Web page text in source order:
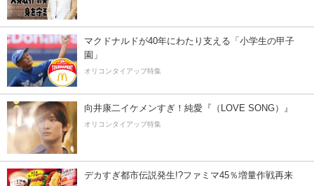
マクドナルドが40年にわたり支える「小学生の甲子
園」
オリコンタイアップ特集
向井康二イケメンすぎ！純愛『（LOVE SONG）』
オリコンタイアップ特集
デカすぎ都市伝説発生!?ファミマ45％増量作戦再来